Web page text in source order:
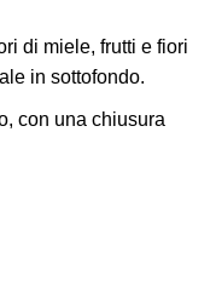
di miele, frutti e fiori
in sottofondo.
con una chiusura